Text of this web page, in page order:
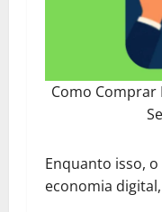
Como Comprar
Enquanto isso,
economia